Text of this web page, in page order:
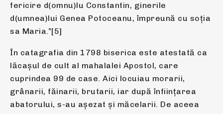
fericire d(omnu)lu Constantin, ginerile
d(umnea)lui Genea Potoceanu, împreună cu soția
sa Maria.”[5]
În catagrafia din 1798 biserica este atestată ca
lăcașul de cult al mahalalei Apostol, care
cuprindea 99 de case. Aici locuiau morarii,
grânarii, făinarii, brutarii, iar după înființarea
abatorului, s-au așezat și măcelarii. De aceea